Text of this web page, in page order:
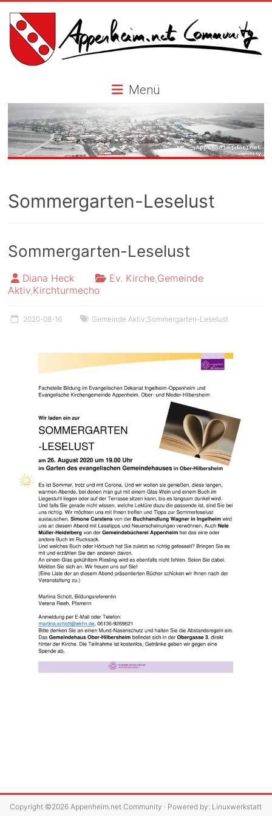
content
Appenheim.net
Community
Menü
Sommergarten-Leselust
Sommergarten-Leselust
Diana Heck Ev. Kirche,Gemeinde
Aktiv,Kirchturmecho
2020-08-16 Gemeinde Aktiv Sommergarten-Leselust
Copyright ©2026Appenheim.net Community · Powered by: Linuxwerkstatt